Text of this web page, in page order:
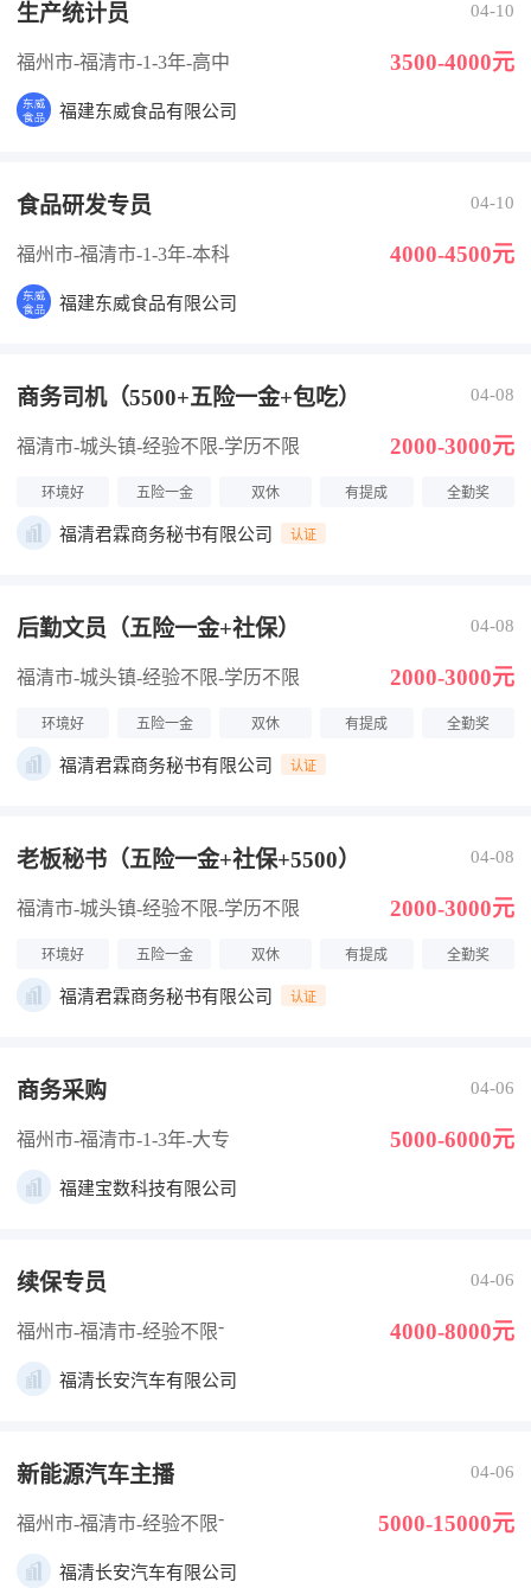
生产统计员 04-10
福州市-福清市-1-3年-高中 3500-4000元
福建东威食品有限公司
食品研发专员 04-10
福州市-福清市-1-3年-本科 4000-4500元
福建东威食品有限公司
商务司机（5500+五险一金+包吃） 04-08
福清市-城头镇-经验不限-学历不限 2000-3000元
环境好 五险一金 双休 有提成 全勤奖
福清君霖商务秘书有限公司 认证
后勤文员（五险一金+社保） 04-08
福清市-城头镇-经验不限-学历不限 2000-3000元
环境好 五险一金 双休 有提成 全勤奖
福清君霖商务秘书有限公司 认证
老板秘书（五险一金+社保+5500） 04-08
福清市-城头镇-经验不限-学历不限 2000-3000元
环境好 五险一金 双休 有提成 全勤奖
福清君霖商务秘书有限公司 认证
商务采购 04-06
福州市-福清市-1-3年-大专 5000-6000元
福建宝数科技有限公司
续保专员 04-06
福州市-福清市-经验不限- 4000-8000元
福清长安汽车有限公司
新能源汽车主播 04-06
福州市-福清市-经验不限- 5000-15000元
福清长安汽车有限公司